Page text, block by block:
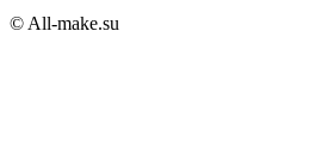
© All-make.su